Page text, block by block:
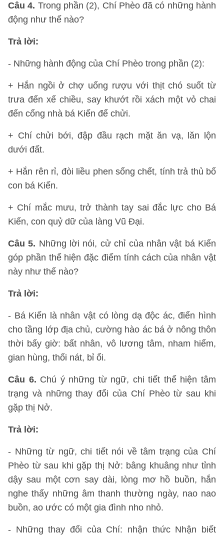
Câu 4. Trong phần (2), Chí Phèo đã có những hành
động như thế nào?
Trả lời:
- Những hành động của Chí Phèo trong phần (2):
+ Hắn ngồi ở chợ uống rượu với thịt chó suốt từ
trưa đến xế chiều, say khướt rồi xách một vỏ chai
đến cổng nhà bá Kiến để chửi.
+ Chí chửi bới, đập đầu rạch mặt ăn vạ, lăn lộn
dưới đất.
+ Hắn rên rỉ, đòi liều phen sống chết, tính trả thủ bố
con bá Kiến.
+ Chí mắc mưu, trở thành tay sai đắc lực cho Bá
Kiến, con quỷ dữ của làng Vũ Đại.
Câu 5. Những lời nói, cử chỉ của nhân vật bá Kiến
góp phần thể hiện đặc điểm tính cách của nhân vật
này như thế nào?
Trả lời:
- Bá Kiến là nhân vật có lòng dạ độc ác, điển hình
cho tầng lớp địa chủ, cường hào ác bá ở nông thôn
thời bấy giờ: bất nhân, vô lương tâm, nham hiểm,
gian hùng, thối nát, bỉ ổi.
Câu 6. Chú ý những từ ngữ, chi tiết thể hiện tâm
trạng và những thay đổi của Chí Phèo từ sau khi
gặp thị Nở.
Trả lời:
- Những từ ngữ, chi tiết nói về tâm trạng của Chí
Phèo từ sau khi gặp thị Nở: bâng khuâng như tỉnh
dậy sau một cơn say dài, lòng mơ hồ buồn, hắn
nghe thấy những âm thanh thường ngày, nao nao
buồn, ao ước có một gia đình nho nhỏ.
- Những thay đổi của Chí: nhận thức Nhận biết